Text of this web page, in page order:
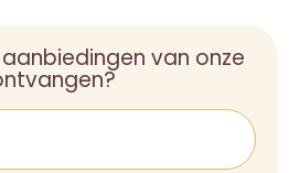
van onze